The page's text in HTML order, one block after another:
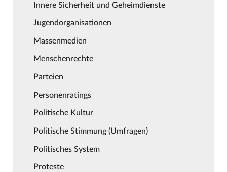
Innere Sicherheit und Geheimdienste
Jugendorganisationen
Massenmedien
Menschenrechte
Parteien
Personenratings
Politische Kultur
Politische Stimmung (Umfragen)
Politisches System
Proteste